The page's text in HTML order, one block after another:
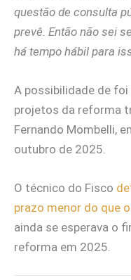
questão de consulta
prevê. Então não sei
há tempo hábil para
A possibilidade de
projetos da reforma
Fernando Mombelli,
outubro de 2025.
O técnico do Fisco
prazo menor do que
ainda se esperava o
reforma em 2025.